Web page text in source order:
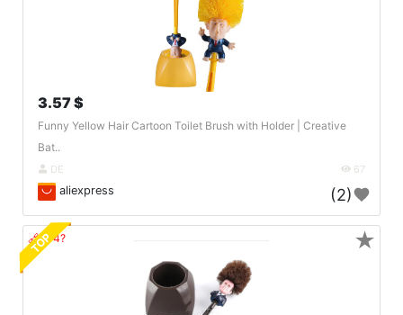
3.57 $
Funny Yellow Hair Cartoon Toilet Brush with Holder | Creative
Bat..
DE 67
aliexpress (2)
🔗404?
TOP ★